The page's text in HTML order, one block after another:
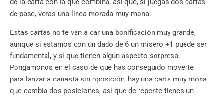
de la carta con la que combina, así que, si juegas dos cartas
de pase, veras una línea morada muy mona.
Estas cartas no te van a dar una bonificación muy grande,
aunque si estamos con un dado de 6 un misero +1 puede ser
fundamental, y sí que tienen algún aspecto sorpresa.
Pongámonos en el caso de que has conseguido moverte
para lanzar a canasta sin oposición, hay una carta muy mona
que cambia dos posiciones, así que de repente tienes un